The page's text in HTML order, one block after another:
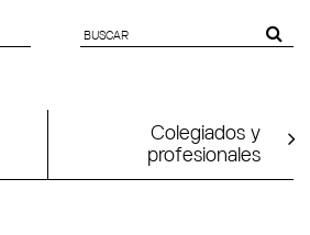
FORMColegiados y
profesionales